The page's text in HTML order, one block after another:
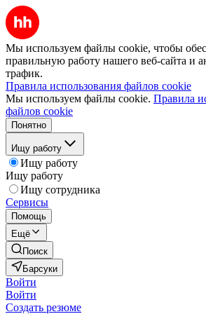
Мы используем файлы cookie, чтобы
правильную работу нашего веб-сайта и
трафик.
Правила использования файлов cookie
Мы используем файлы cookie. Правила
файлов cookie
Понятно
Ищу работу
Ищу работу
Ищу работу
Ищу сотрудника
Сервисы
Помощь
Ещё
Поиск
Барсуки
Войти
Войти
Создать резюме